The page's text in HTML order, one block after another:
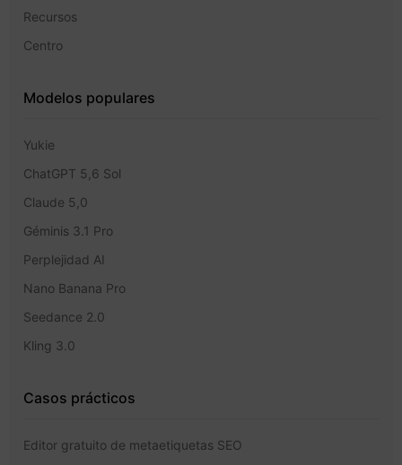
Recursos
Centro
Modelos populares
Yukie
ChatGPT 5,6 Sol
Claude 5,0
Géminis 3.1 Pro
Perplejidad AI
Nano Banana Pro
Seedance 2.0
Kling 3.0
Casos prácticos
Editor gratuito de metaetiquetas SEO